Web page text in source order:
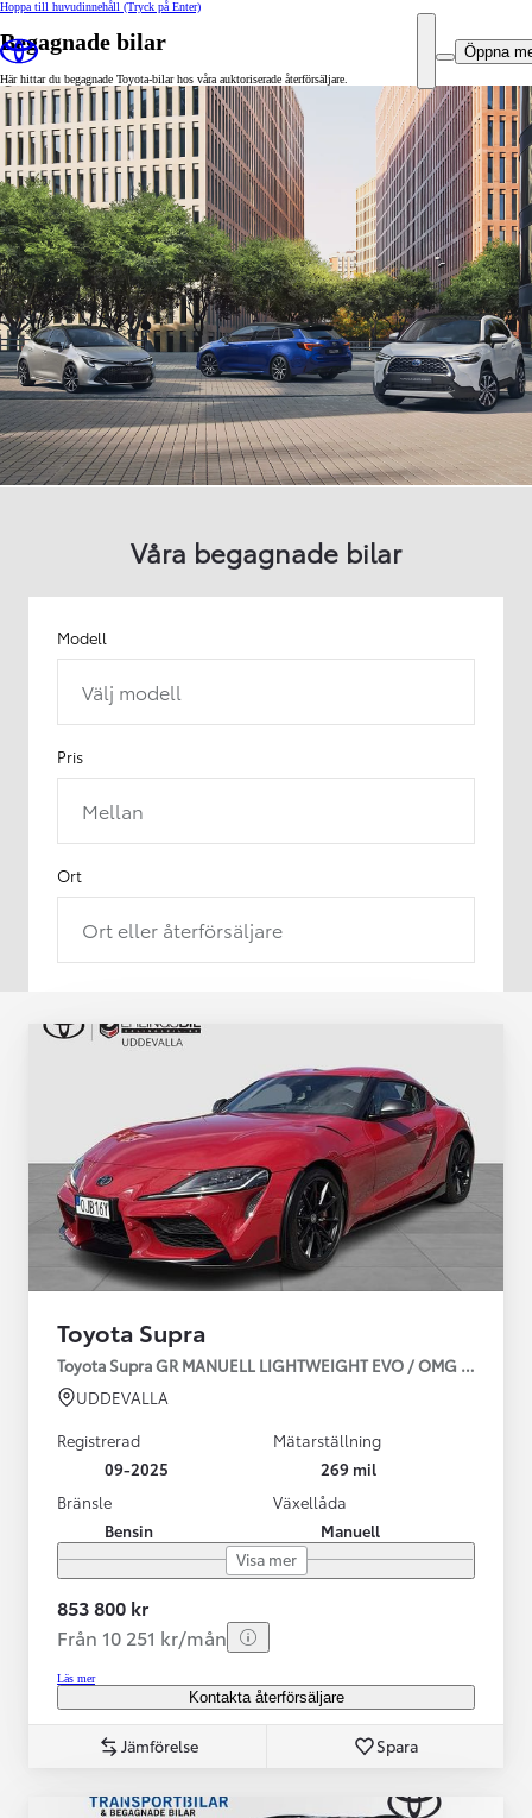
Hoppa till huvudinnehåll (Tryck på Enter)
Öppna
Begagnade bilar
Här hittar du begagnade Toyota-bilar hos våra auktoriserade återförsäljare.
Våra begagnade bilar
Modell
Välj modell
Pris
Mellan
Ort
Ort eller återförsäljare
Toyota Supra
Toyota Supra GR MANUELL LIGHTWEIGHT EVO / OMG LEV!
UDDEVALLA
Registrerad
09-2025
Mätarställning
269 mil
Bränsle
Bensin
Växellåda
Manuell
Visa mer
853 800 kr
Från 10 251 kr/mån
Läs mer
Kontakta återförsäljare
Jämförelse Spara